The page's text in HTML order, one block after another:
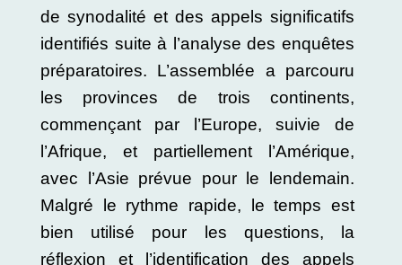
de synodalité et des appels significatifs
identifiés suite à l’analyse des enquêtes
préparatoires. L’assemblée a parcouru
les provinces de trois continents,
commençant par l’Europe, suivie de
l’Afrique, et partiellement l’Amérique,
avec l’Asie prévue pour le lendemain.
Malgré le rythme rapide, le temps est
bien utilisé pour les questions, la
réflexion et l’identification des appels